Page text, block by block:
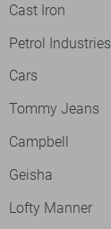
Cast Iron
Petrol Industries
Cars
Tommy Jeans
Campbell
Geisha
Lofty Manner